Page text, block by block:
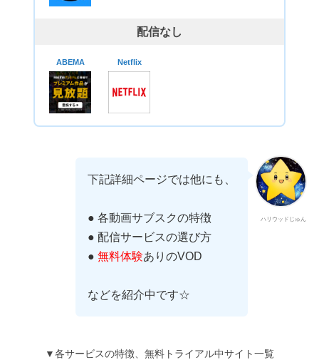
配信なし
ABEMA Netflix
ハリウッドじゅん
下記詳細ページでは他にも、
● 各動画サブスクの特徴
● 配信サービスの選び方
● 無料体験ありのVOD
などを紹介中です☆
▼各サービスの特徴、無料トライアル中サイト一覧